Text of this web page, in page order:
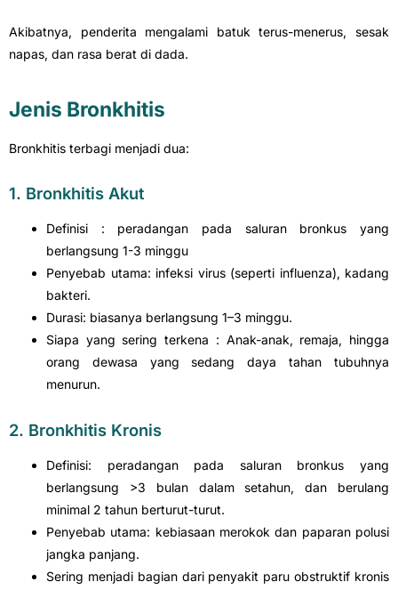
Akibatnya, penderita mengalami batuk terus-menerus, sesak
napas, dan rasa berat di dada.
Jenis Bronkhitis
Bronkhitis terbagi menjadi dua:
1. Bronkhitis Akut
Definisi : peradangan pada saluran bronkus yang
berlangsung 1-3 minggu
Penyebab utama: infeksi virus (seperti influenza), kadang
bakteri.
Durasi: biasanya berlangsung 1–3 minggu.
Siapa yang sering terkena : Anak-anak, remaja, hingga
orang dewasa yang sedang daya tahan tubuhnya
menurun.
2. Bronkhitis Kronis
Definisi: peradangan pada saluran bronkus yang
berlangsung >3 bulan dalam setahun, dan berulang
minimal 2 tahun berturut-turut.
Penyebab utama: kebiasaan merokok dan paparan polusi
jangka panjang.
Sering menjadi bagian dari penyakit paru obstruktif kronis